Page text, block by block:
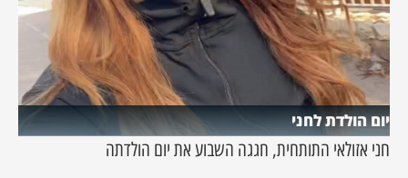
יום הולדת לחני
חני אזולאי התותחית, חגגה השבוע את יום הולדתה